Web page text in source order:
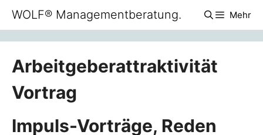
Zum
Inhalt
springen
WOLF® Managementberatung. Mehr
Arbeitgeberattraktivität
Vortrag
Impuls-Vorträge, Reden